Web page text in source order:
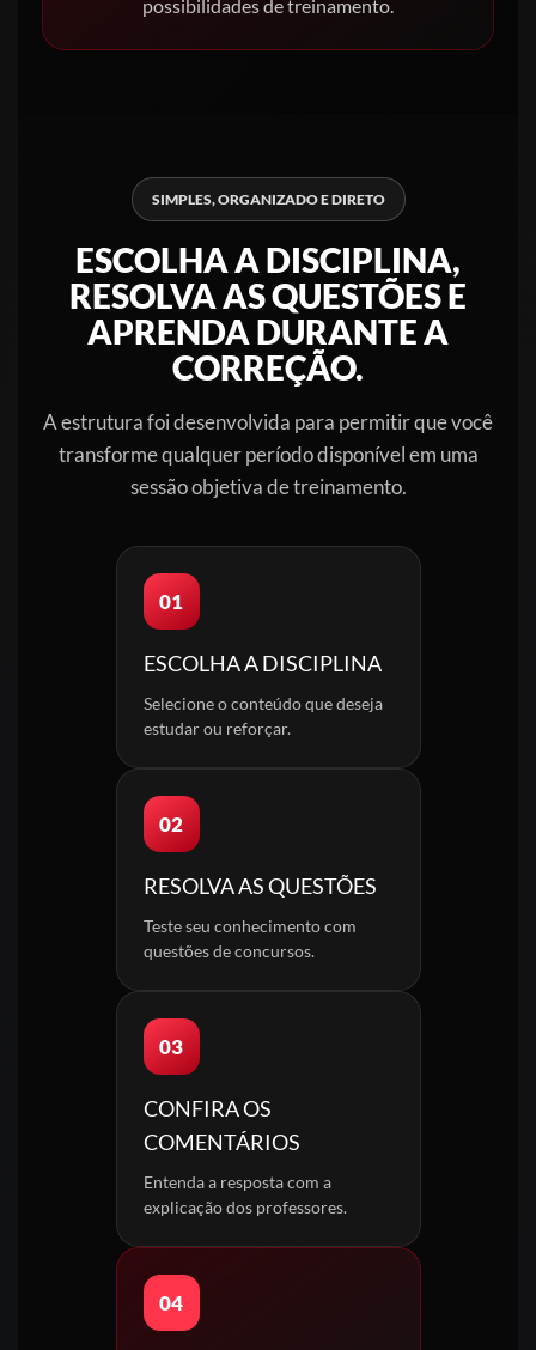
possibilidades de treinamento.
SIMPLES, ORGANIZADO E DIRETO
ESCOLHA A DISCIPLINA,
RESOLVA AS QUESTÕES E
APRENDA DURANTE A
CORREÇÃO.
A estrutura foi desenvolvida para permitir que você
transforme qualquer período disponível em uma
sessão objetiva de treinamento.
01
ESCOLHA A DISCIPLINA
Selecione o conteúdo que deseja
estudar ou reforçar.
02
RESOLVA AS QUESTÕES
Teste seu conhecimento com
questões de concursos.
03
CONFIRA OS
COMENTÁRIOS
Entenda a resposta com a
explicação dos professores.
04